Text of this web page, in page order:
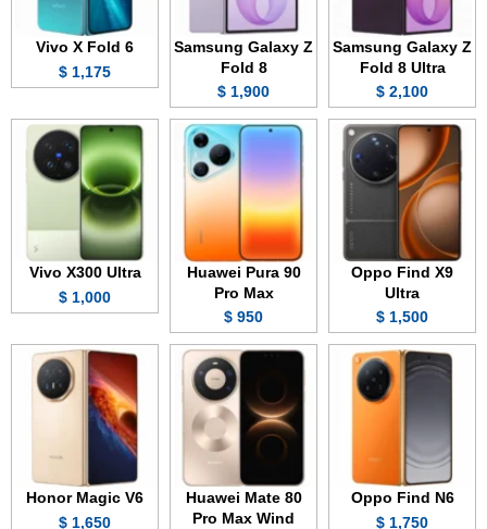
Samsung Galaxy Z
Fold 8 Ultra
2,100 $
Samsung Galaxy Z
Fold 8
1,900 $
Vivo X Fold 6
1,175 $
Oppo Find X9
Ultra
1,500 $
Huawei Pura 90
Pro Max
950 $
Vivo X300 Ultra
1,000 $
Oppo Find N6
1,750 $
Huawei Mate 80
Pro Max Wind
Honor Magic V6
1,650 $